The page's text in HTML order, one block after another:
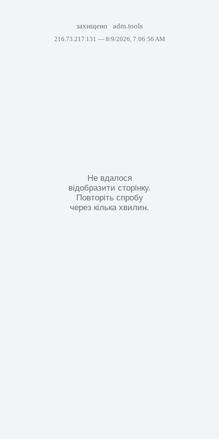
захищено adm.tools
216.73.217.131 — 8/9/2026, 7:06:56 AM
Не вдалося
відобразити сторінку.
Повторіть спробу
через кілька хвилин.